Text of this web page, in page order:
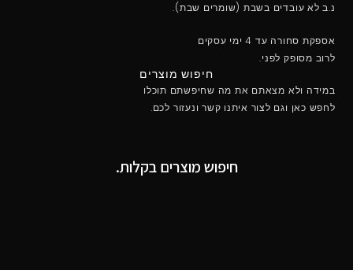
נ.ב לא עובדים בשבת (שומרים שבת).
אספקת סחורה עד 4 ימי עסקים
לרוב מסופק לפני.
חיפוש מוצרים
במידה ולא מצאתם את מה שחיפשתם תוכלו
לחפש כאן וגם לצור איתנו קשר ונעזור לכם.
חיפוש מוצרים בקלות.